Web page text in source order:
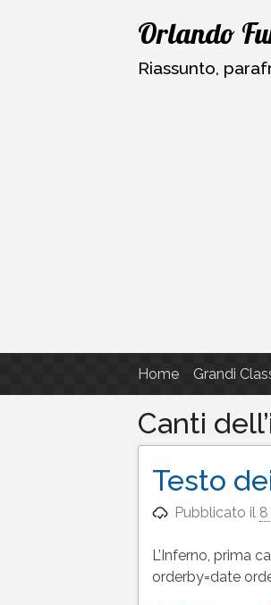
Vai
al
contenuto
Orlando
Riassunto,
Home Grandi
Canti
Testo
Pubblicato il 8
L’Inferno, prima
orderby=date